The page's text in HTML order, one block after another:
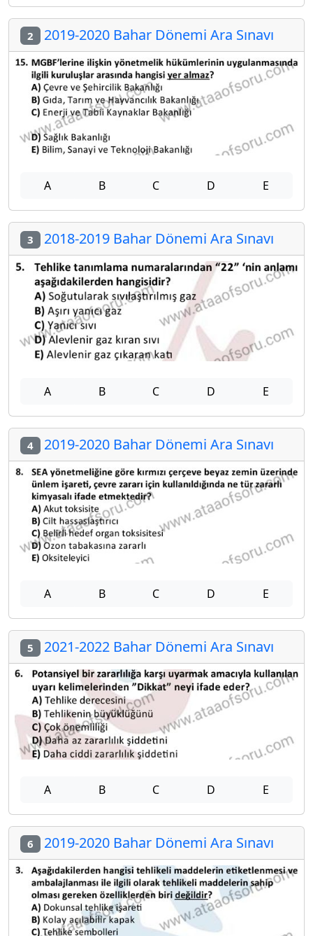
2 2019-2020 Bahar Dönemi Ara Sınavı
A B C D E
3 2018-2019 Bahar Dönemi Ara Sınavı
A B C D E
4 2019-2020 Bahar Dönemi Ara Sınavı
A B C D E
5 2021-2022 Bahar Dönemi Ara Sınavı
A B C D E
6 2019-2020 Bahar Dönemi Ara Sınavı